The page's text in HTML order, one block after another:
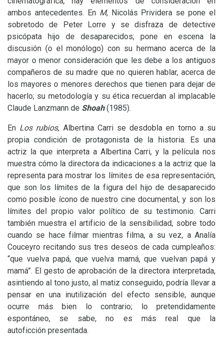
ambos antecedentes. En M, Nicolás Prividera se pone el
sobretodo de Peter Lorre y se disfraza de detective
psicópata hijo de desaparecidos; pone en escena la
discusión (o el monólogo) con su hermano acerca de la
mayor o menor consideración que les debe a los antiguos
compañeros de su madre que no quieren hablar, acerca de
los mayores o menores derechos que tienen para dejar de
hacerlo; su metodología y su ética recuerdan al implacable
Claude Lanzmann de Shoah (1985).
En Los rubios, Albertina Carri se desdobla en torno a su
propia condición de protagonista de la historia. Es una
actriz la que interpreta a Albertina Carri, y la película nos
muestra cómo la directora da indicaciones a la actriz que la
representa para mostrar los límites de esa representación,
que son los límites de la figura del hijo de desaparecido
como posible ícono de nuestro cine documental, y son los
límites del propio valor político de su testimonio. Carri
también muestra el artificio de la sensibilidad, sobre todo
cuando se hace filmar mientras filma, a su vez, a Analía
Couceyro recitando sus tres deseos de cada cumpleaños:
“que vuelva papá, que vuelva mamá, que vuelvan papá y
mamá”. El gesto de aprobación de la directora interpretada,
asintiendo al tono justo, al matiz conseguido, podría llevar a
pensar en una inutilización del efecto sensible, aunque
ocurre más bien lo contrario; lo pretendidamente
espontáneo, se sabe, no es más real que la
autoficción presentada.